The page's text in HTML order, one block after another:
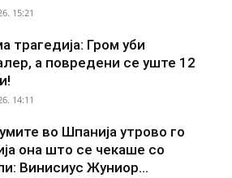
15:21
трагедија: Гром уби
а повредени се уште 12
14:11
во Шпанија утрово го
она што се чекаше со
Винисиус Жуниор...